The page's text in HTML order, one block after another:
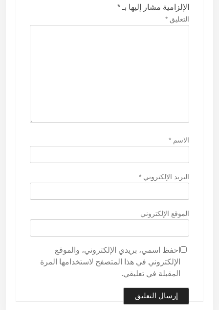
الإلزامية مشار إليها بـ *
التعليق *
الاسم *
البريد الإلكتروني *
الموقع الإلكتروني
احفظ اسمي، بريدي الإلكتروني، والموقع
الإلكتروني في هذا المتصفح لاستخدامها المرة
المقبلة في تعليقي.